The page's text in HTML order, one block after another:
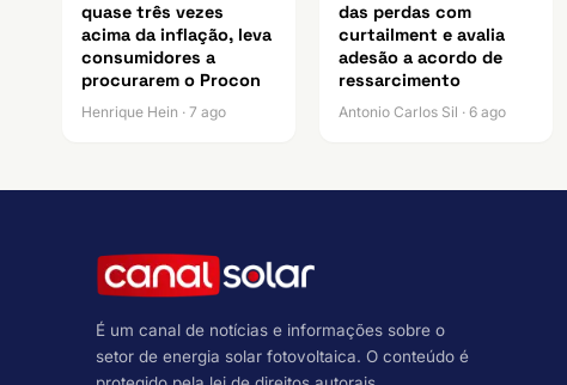
quase três vezes
acima da inflação, leva
consumidores a
procurarem o Procon
Henrique Hein · 7 ago
das perdas com
curtailment e avalia
adesão a acordo de
ressarcimento
Antonio Carlos Sil · 6 ago
É um canal de notícias e informações sobre o
setor de energia solar fotovoltaica. O conteúdo é